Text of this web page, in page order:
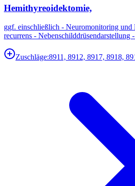
Hemithyreoidektomie,
ggf. einschließlich - Neuromonitoring und
recurrens - Nebenschilddrüsendarstellung
Zuschläge:8911, 8912, 8917, 8918,